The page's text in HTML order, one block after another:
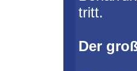
tritt.
Der